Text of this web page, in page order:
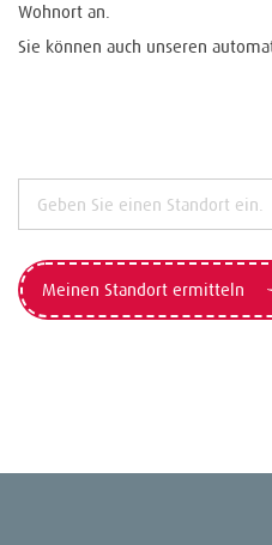
Wohnort an.
Sie können auch unseren
Meinen Standort ermitteln